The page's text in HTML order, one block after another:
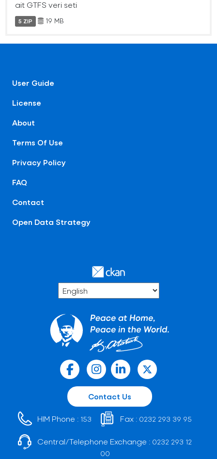
ait GTFS veri seti
5 ZIP 19 MB
User Guide
License
About
Terms Of Use
Privacy Policy
FAQ
Contact
Open Data Strategy
Contact Us
HIM Phone : 153 Fax : 0232 293 39 95
Central/Telephone Exchange : 0232 293 12
00